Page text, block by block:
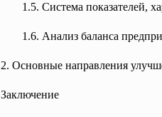
1.5. Система показателей,
1.6. Анализ баланса
2. Основные направления
Заключение